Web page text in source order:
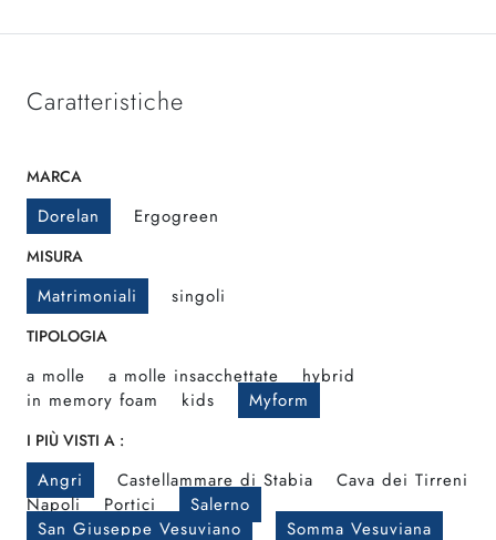
Caratteristiche
MARCA
Dorelan Ergogreen
MISURA
Matrimoniali singoli
TIPOLOGIA
a molle a molle insacchettate
hybrid
in memory foam
kids Myform
I PIÙ VISTI A :
Angri Castellammare di Stabia
Cava dei Tirreni
Napoli
Portici
Salerno
San Giuseppe Vesuviano
Somma Vesuviana